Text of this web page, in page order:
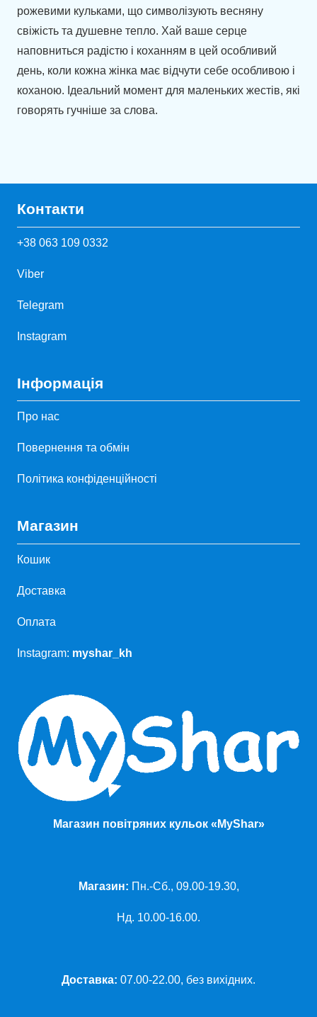
рожевими кульками, що символізують весняну
свіжість та душевне тепло. Хай ваше серце
наповниться радістю і коханням в цей особливий
день, коли кожна жінка має відчути себе особливою і
коханою. Ідеальний момент для маленьких жестів, які
говорять гучніше за слова.
Контакти
+38 063 109 0332
Viber
Telegram
Instagram
Інформація
Про нас
Повернення та обмін
Політика конфіденційності
Магазин
Кошик
Доставка
Оплата
Instagram: myshar_kh
Магазин повітряних кульок «MyShar»
Магазин: Пн.-Сб., 09.00-19.30,
Нд. 10.00-16.00.
Доставка: 07.00-22.00, без вихідних.